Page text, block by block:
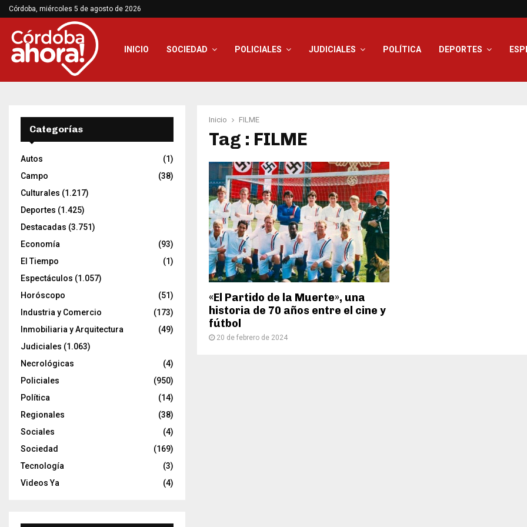
Córdoba, miércoles 5 de agosto de 2026
INICIO SOCIEDAD POLICIALES JUDICIALES POLÍTICA DEPORTES
Inicio FILME
Tag : FILME
«El Partido de la Muerte», una
historia de 70 años entre el cine y
fútbol
20 de febrero de 2024
Categorías
Autos
(1)
Campo
(38)
Culturales (1.217)
Deportes (1.425)
Destacadas (3.751)
Economía
(93)
El Tiempo
(1)
Espectáculos (1.057)
Horóscopo
(51)
Industria y Comercio
(173)
Inmobiliaria y Arquitectura
(49)
Judiciales (1.063)
Necrológicas
(4)
Policiales
(950)
Política
(14)
Regionales
(38)
Sociales
(4)
Sociedad
(169)
Tecnología
(3)
Videos Ya
(4)